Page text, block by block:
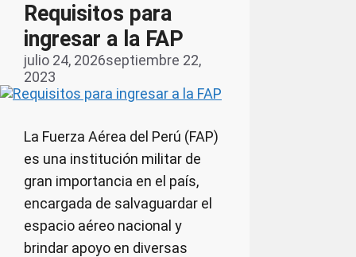
Requisitos para
ingresar a la FAP
julio 24, 2026septiembre 22,
2023
La Fuerza Aérea del Perú (FAP)
es una institución militar de
gran importancia en el país,
encargada de salvaguardar el
espacio aéreo nacional y
brindar apoyo en diversas